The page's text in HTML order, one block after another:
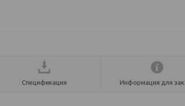
Спецификация Информация для